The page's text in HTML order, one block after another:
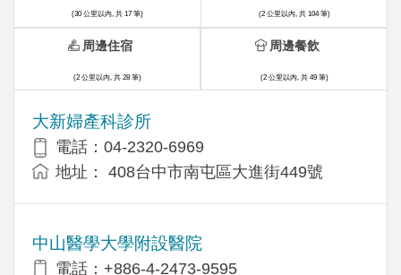
(30 公里以內, 共 17 筆)
大新婦產科診所
電話：04-2320-6969
地址： 408台中市南屯區大進街449號
中山醫學大學附設醫院
電話：+886-4-2473-9595
(2 公里以內, 共 104 筆)
周邊住宿
(2 公里以內, 共 28 筆)
周邊餐飲
(2 公里以內, 共 49 筆)